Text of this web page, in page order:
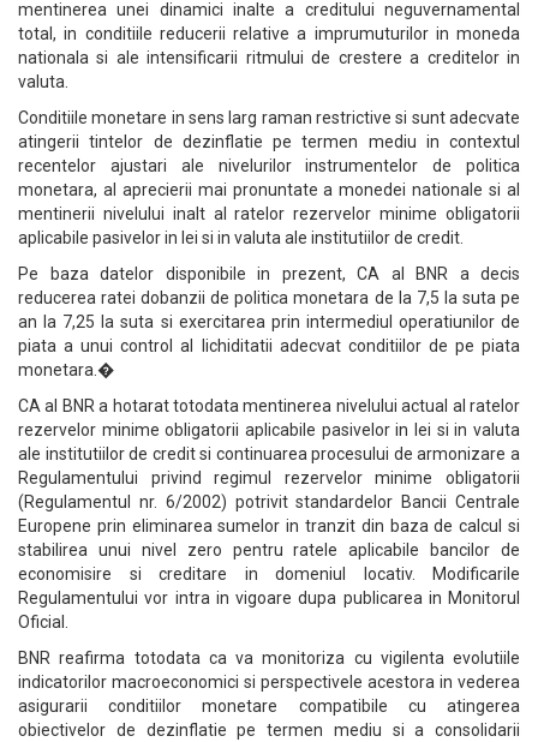
mentinerea unei dinamici inalte a creditului neguvernamental
total, in conditiile reducerii relative a imprumuturilor in moneda
nationala si ale intensificarii ritmului de crestere a creditelor in
valuta.
Conditiile monetare in sens larg raman restrictive si sunt adecvate
atingerii tintelor de dezinflatie pe termen mediu in contextul
recentelor ajustari ale nivelurilor instrumentelor de politica
monetara, al aprecierii mai pronuntate a monedei nationale si al
mentinerii nivelului inalt al ratelor rezervelor minime obligatorii
aplicabile pasivelor in lei si in valuta ale institutiilor de credit.
Pe baza datelor disponibile in prezent, CA al BNR a decis
reducerea ratei dobanzii de politica monetara de la 7,5 la suta pe
an la 7,25 la suta si exercitarea prin intermediul operatiunilor de
piata a unui control al lichiditatii adecvat conditiilor de pe piata
monetara.�
CA al BNR a hotarat totodata mentinerea nivelului actual al ratelor
rezervelor minime obligatorii aplicabile pasivelor in lei si in valuta
ale institutiilor de credit si continuarea procesului de armonizare a
Regulamentului privind regimul rezervelor minime obligatorii
(Regulamentul nr. 6/2002) potrivit standardelor Bancii Centrale
Europene prin eliminarea sumelor in tranzit din baza de calcul si
stabilirea unui nivel zero pentru ratele aplicabile bancilor de
economisire si creditare in domeniul locativ. Modificarile
Regulamentului vor intra in vigoare dupa publicarea in Monitorul
Oficial.
BNR reafirma totodata ca va monitoriza cu vigilenta evolutiile
indicatorilor macroeconomici si perspectivele acestora in vederea
asigurarii conditiilor monetare compatibile cu atingerea
obiectivelor de dezinflatie pe termen mediu si a consolidarii